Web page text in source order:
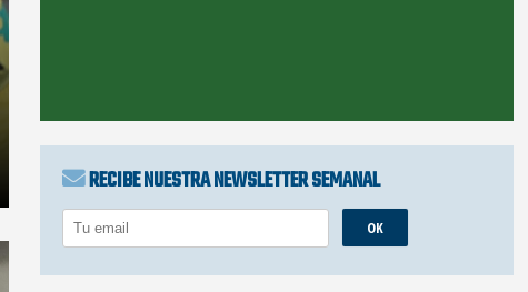
RECIBE NUESTRA NEWSLETTER SEMANAL